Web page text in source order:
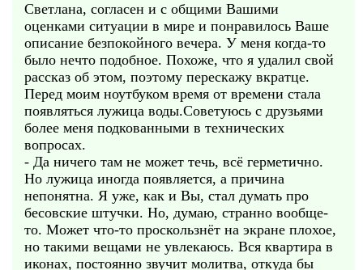
Светлана, согласен и с общими Вашими
оценками ситуации в мире и понравилось Ваше
описание безпокойного вечера. У меня когда-то
было нечто подобное. Похоже, что я удалил свой
рассказ об этом, поэтому перескажу вкратце.
Перед моим ноутбуком время от времени стала
появляться лужица воды.Советуюсь с друзьями
более меня подкованными в технических
вопросах.
- Да ничего там не может течь, всё герметично.
Но лужица иногда появляется, а причина
непонятна. Я уже, как и Вы, стал думать про
бесовские штучки. Но, думаю, странно вообще-
то. Может что-то проскользнёт на экране плохое,
но такими вещами не увлекаюсь. Вся квартира в
иконах, постоянно звучит молитва, откуда бы